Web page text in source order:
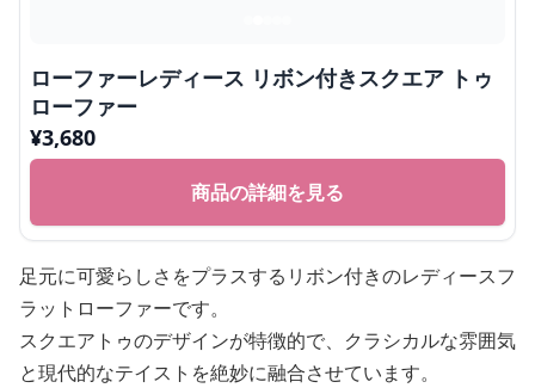
ローファーレディース リボン付きスクエア トゥ
ローファー
¥3,680
商品の詳細を見る
足元に可愛らしさをプラスするリボン付きのレディースフ
ラットローファーです。
スクエアトゥのデザインが特徴的で、クラシカルな雰囲気
と現代的なテイストを絶妙に融合させています。